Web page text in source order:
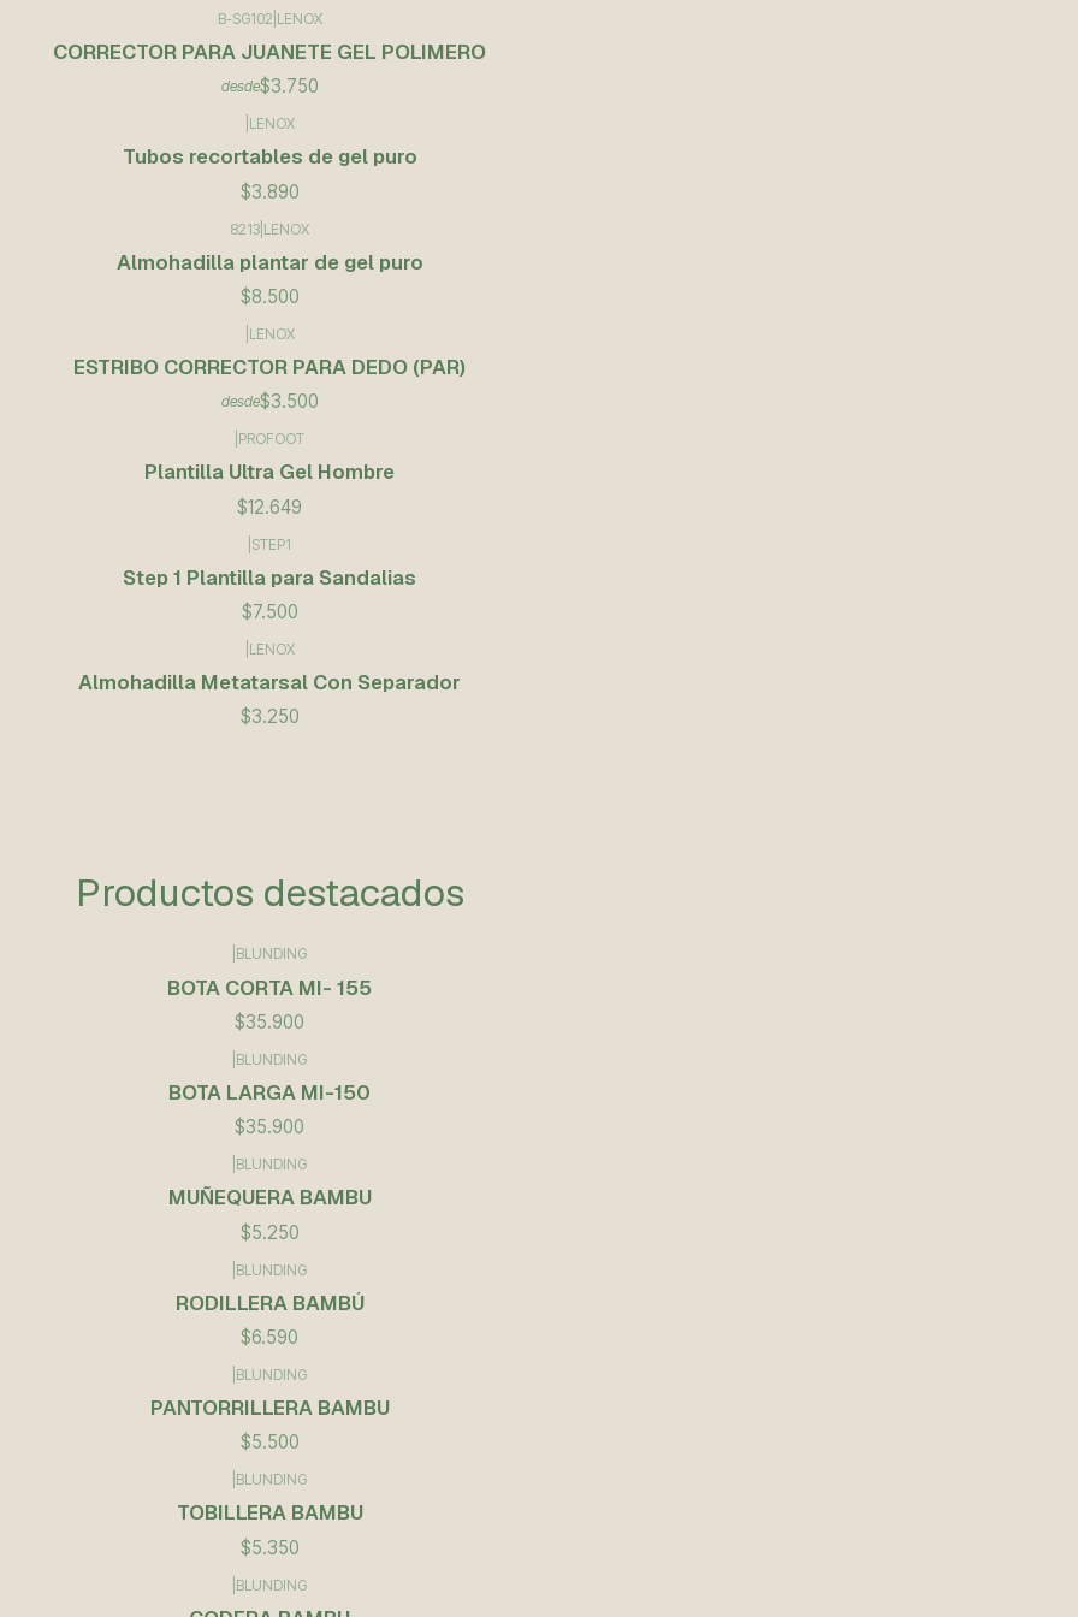
B-SG102 LENOX
CORRECTOR PARA JUANETE GEL POLIMERO
desde$3.750
LENOX
Tubos recortables de gel puro
$3.890
8213 LENOX
Almohadilla plantar de gel puro
$8.500
LENOX
ESTRIBO CORRECTOR PARA DEDO (PAR)
desde$3.500
PROFOOT
Plantilla Ultra Gel Hombre
$12.649
STEP1
Step 1 Plantilla para Sandalias
$7.500
LENOX
Almohadilla Metatarsal Con Separador
$3.250
Productos destacados
BLUNDING
BOTA CORTA MI- 155
$35.900
BLUNDING
BOTA LARGA MI-150
$35.900
BLUNDING
MUÑEQUERA BAMBU
$5.250
BLUNDING
RODILLERA BAMBÚ
$6.590
BLUNDING
PANTORRILLERA BAMBU
$5.500
BLUNDING
TOBILLERA BAMBU
$5.350
BLUNDING